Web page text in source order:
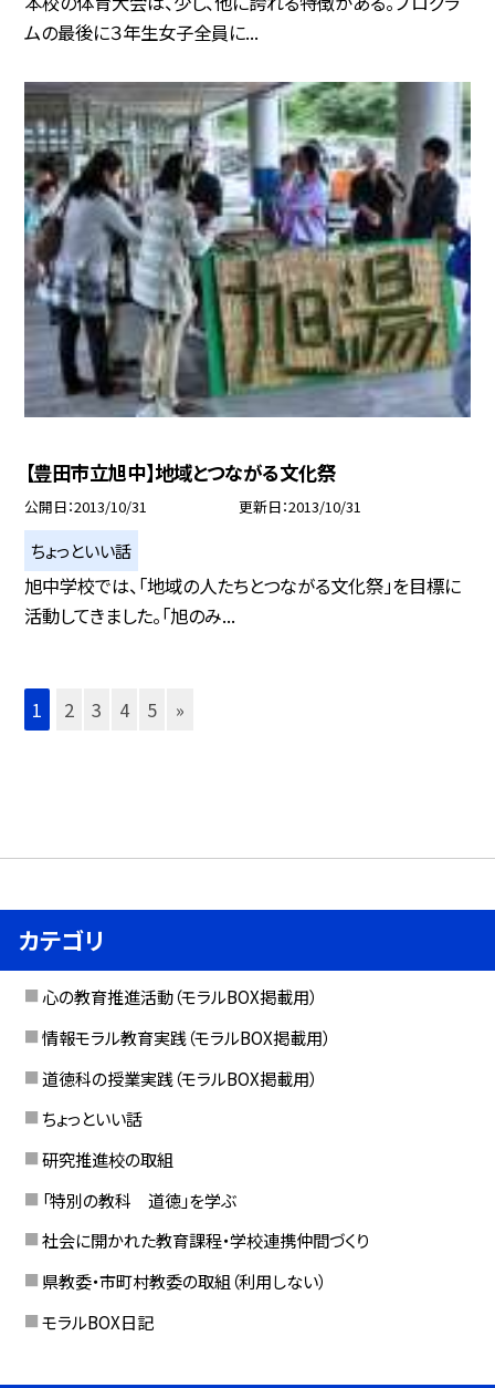
ムの最後に３年生女子全員に...
【豊田市立旭中】地域とつながる文化祭
公開日 2013/10/31 更新日 2013/10/31
ちょっといい話
旭中学校では、「地域の人たちとつながる文化祭」を目標に
活動してきました。「旭のみ...
1 2 3 4 5 »
カテゴリ
心の教育推進活動（モラルBOX掲載用）
情報モラル教育実践（モラルBOX掲載用）
道徳科の授業実践（モラルBOX掲載用）
ちょっといい話
研究推進校の取組
「特別の教科 道徳」を学ぶ
社会に開かれた教育課程・学校連携仲間づくり
県教委・市町村教委の取組（利用しない）
モラルBOX日記